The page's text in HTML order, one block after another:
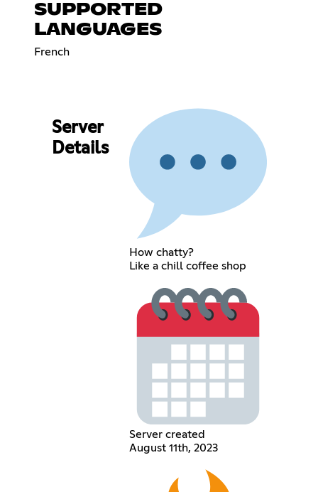
SUPPORTED
LANGUAGES
French
Server
Details
How chatty?
Like a chill coffee shop
Server created
August 11th, 2023